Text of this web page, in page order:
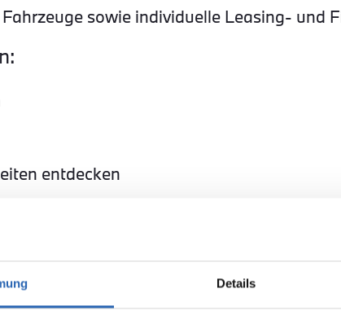
Details
sowie individuelle Leasing-
entdecken